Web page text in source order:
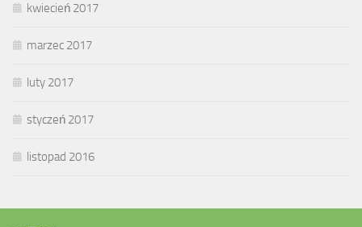
kwiecień 2017
marzec 2017
luty 2017
styczeń 2017
listopad 2016